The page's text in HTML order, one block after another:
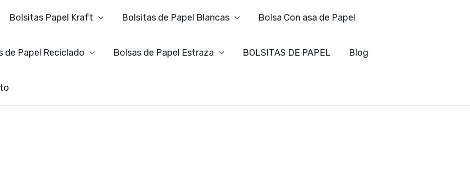
Bolsitas Papel Kraft Bolsitas de Papel Blancas Bolsa Con asa de Papel
de Papel Reciclado Bolsas de Papel Estraza BOLSITAS DE PAPEL Blog